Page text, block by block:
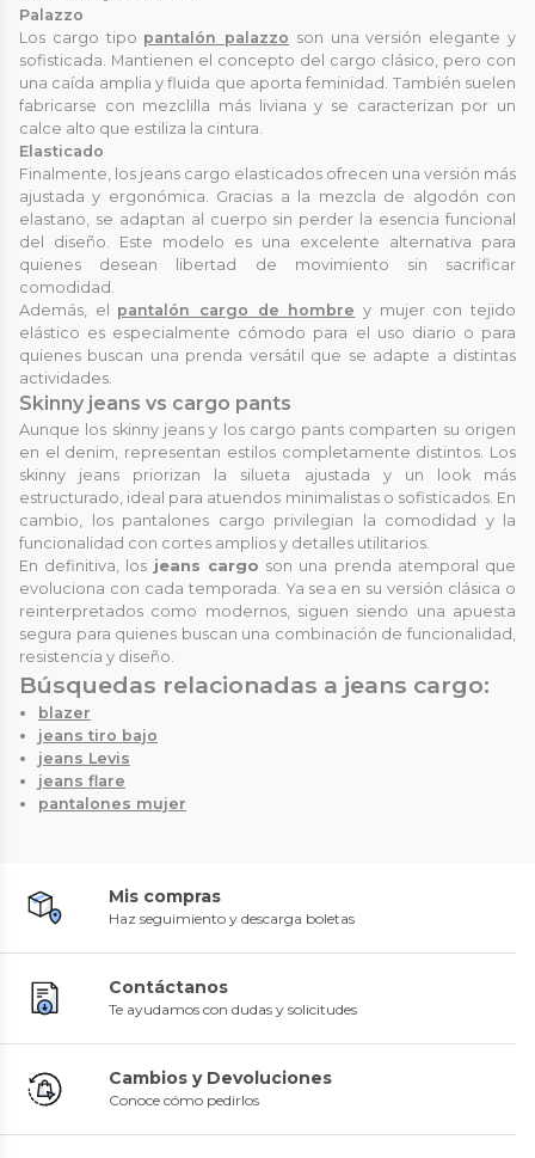
Palazzo
Los cargo tipo pantalón palazzo son una versión elegante y
sofisticada. Mantienen el concepto del cargo clásico, pero con
una caída amplia y fluida que aporta feminidad. También suelen
fabricarse con mezclilla más liviana y se caracterizan por un
calce alto que estiliza la cintura.
Elasticado
Finalmente, los jeans cargo elasticados ofrecen una versión más
ajustada y ergonómica. Gracias a la mezcla de algodón con
elastano, se adaptan al cuerpo sin perder la esencia funcional
del diseño. Este modelo es una excelente alternativa para
quienes desean libertad de movimiento sin sacrificar
comodidad.
Además, el pantalón cargo de hombre y mujer con tejido
elástico es especialmente cómodo para el uso diario o para
quienes buscan una prenda versátil que se adapte a distintas
actividades.
Skinny jeans vs cargo pants
Aunque los skinny jeans y los cargo pants comparten su origen
en el denim, representan estilos completamente distintos. Los
skinny jeans priorizan la silueta ajustada y un look más
estructurado, ideal para atuendos minimalistas o sofisticados. En
cambio, los pantalones cargo privilegian la comodidad y la
funcionalidad con cortes amplios y detalles utilitarios.
En definitiva, los jeans cargo son una prenda atemporal que
evoluciona con cada temporada. Ya sea en su versión clásica o
reinterpretados como modernos, siguen siendo una apuesta
segura para quienes buscan una combinación de funcionalidad,
resistencia y diseño.
Búsquedas relacionadas a jeans cargo:
blazer
jeans tiro bajo
jeans Levis
jeans flare
pantalones mujer
Mis compras
Haz seguimiento y descarga boletas
Contáctanos
Te ayudamos con dudas y solicitudes
Cambios y Devoluciones
Conoce cómo pedirlos